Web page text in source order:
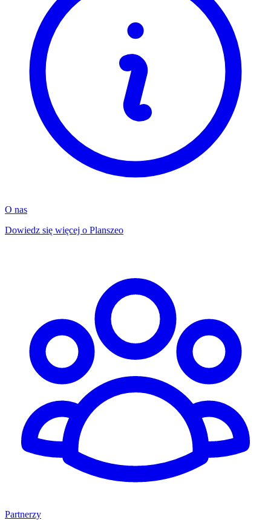
O nas
Dowiedz się więcej o Planszeo
Partnerzy